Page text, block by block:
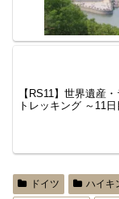
【RS11】世界遺産
トレッキング ～11日
ドイツ ハイキ